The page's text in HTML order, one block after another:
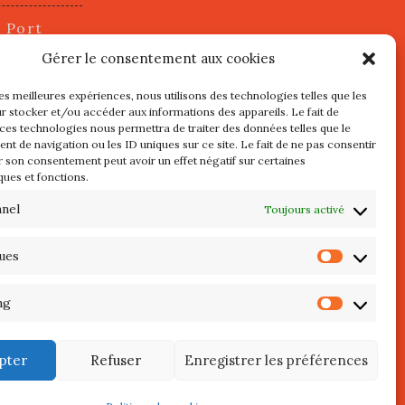
Gérer le consentement aux cookies
meilleures expériences, nous utilisons des technologies telles que les
stocker et/ou accéder aux informations des appareils. Le fait de
technologies nous permettra de traiter des données telles que le
de navigation ou les ID uniques sur ce site. Le fait de ne pas consentir
son consentement peut avoir un effet négatif sur certaines
et fonctions.
Toujours activé
Refuser Enregistrer les préférences
Port
juillet
3 Mai
de